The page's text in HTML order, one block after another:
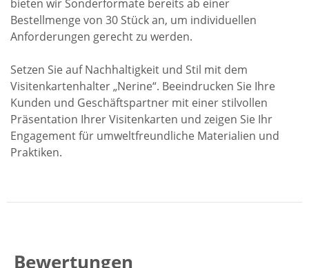
bieten wir Sonderformate bereits ab einer
Bestellmenge von 30 Stück an, um individuellen
Anforderungen gerecht zu werden.
Setzen Sie auf Nachhaltigkeit und Stil mit dem
Visitenkartenhalter „Nerine“. Beeindrucken Sie Ihre
Kunden und Geschäftspartner mit einer stilvollen
Präsentation Ihrer Visitenkarten und zeigen Sie Ihr
Engagement für umweltfreundliche Materialien und
Praktiken.
Bewertungen